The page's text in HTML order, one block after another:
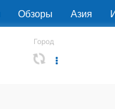
Обзоры Азия
Город